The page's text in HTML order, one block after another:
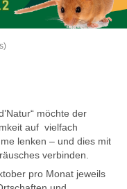
möchte der
auf vielfach
lenken – und dies mit
verbinden.
pro Monat jeweils